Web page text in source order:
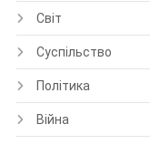
Світ
Суспільство
Політика
Війна